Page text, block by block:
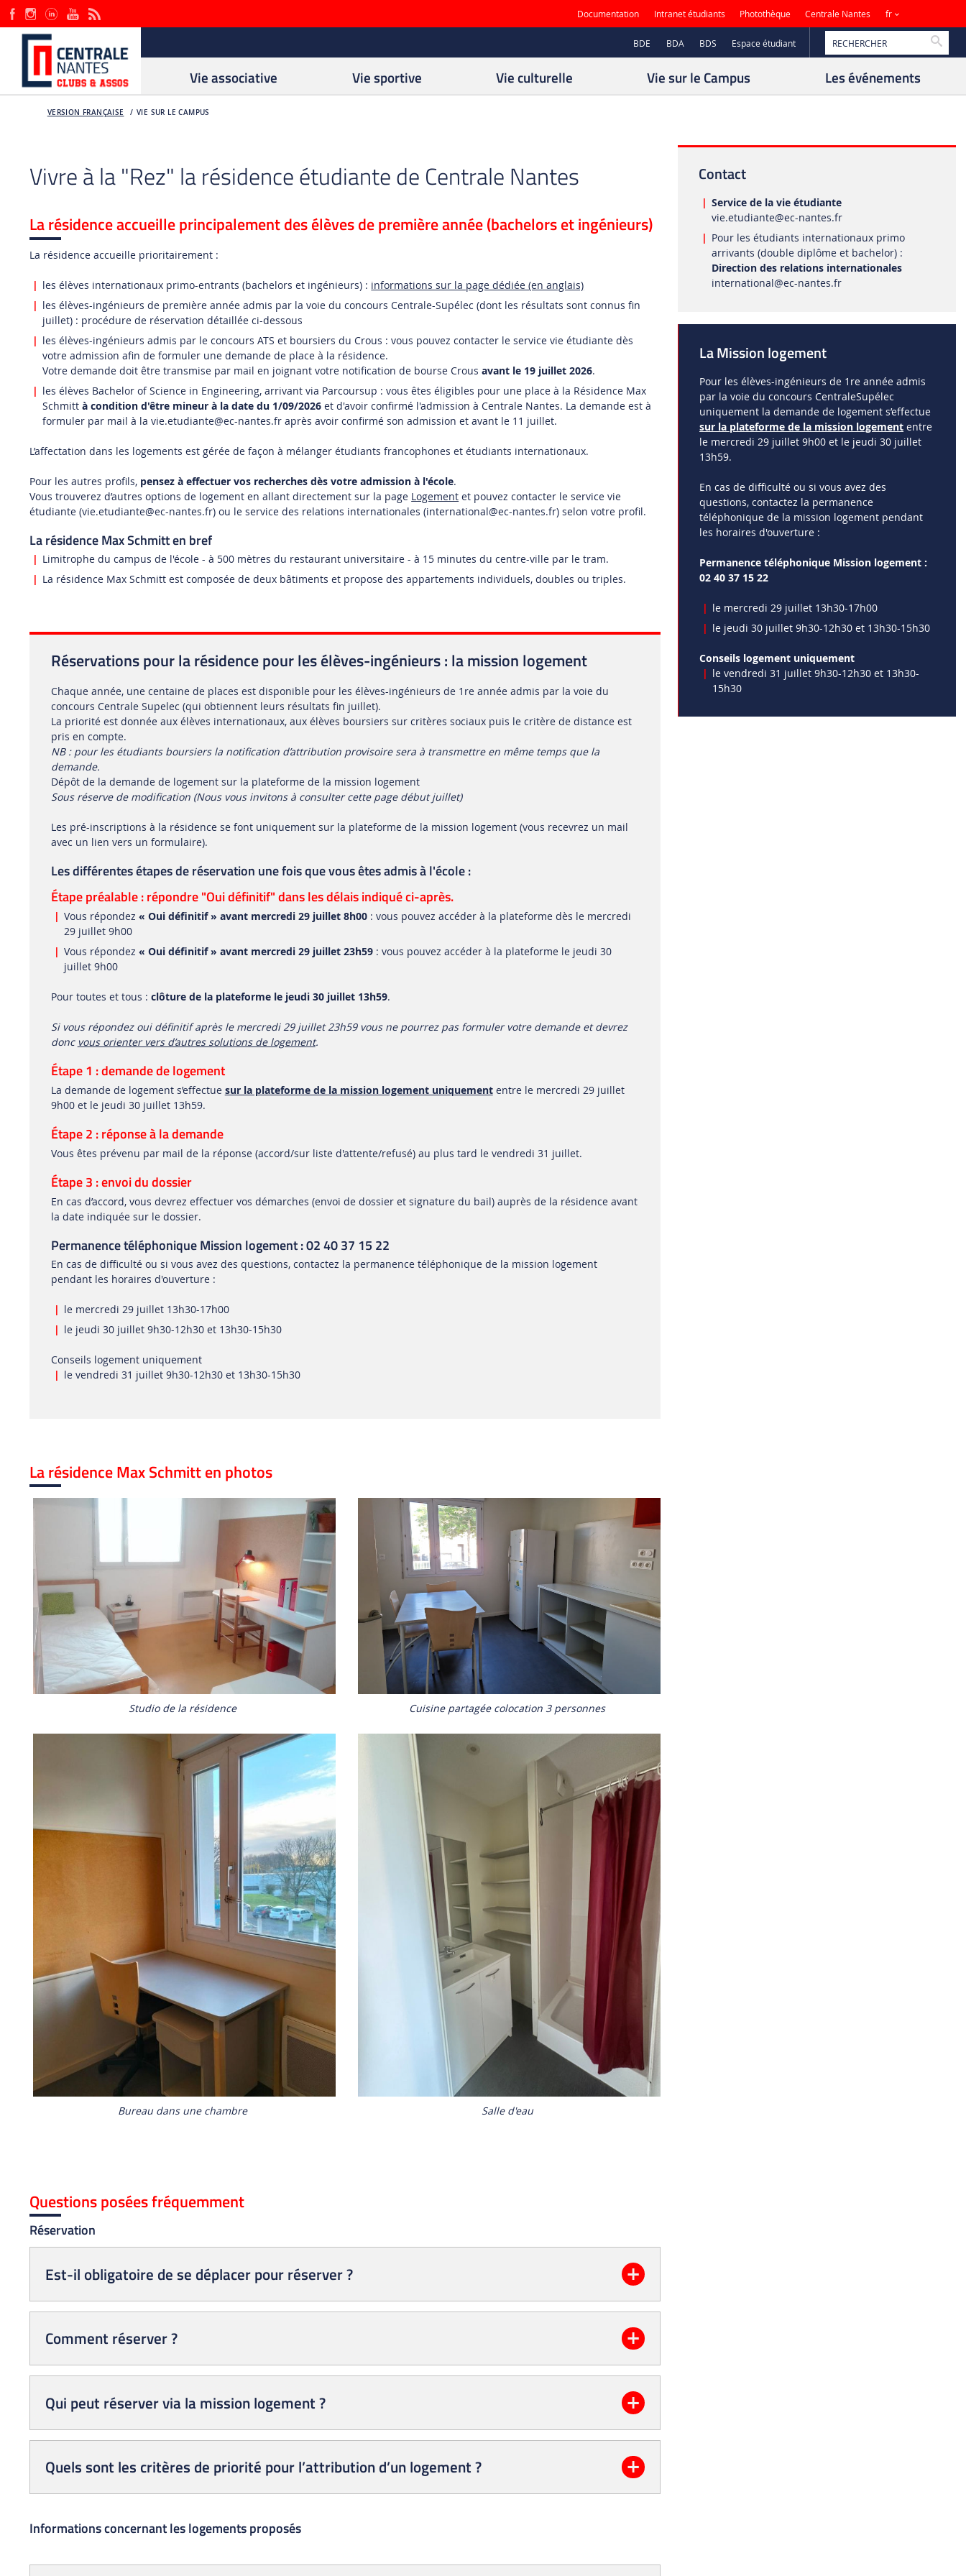
Documentation Intranet étudiants Photothèque Centrale Nantes fr
BDE BDA BDS Espace étudiant
Vie associative Vie sportive Vie culturelle Vie sur le Campus Les événements
VERSION FRANÇAISE VIE SUR LE CAMPUS
Vivre à la "Rez" la résidence étudiante de Centrale Nantes
La résidence accueille principalement des élèves de première année (bachelors et ingénieurs)
La résidence accueille prioritairement :
les élèves internationaux primo-entrants (bachelors et ingénieurs) : informations sur la page dédiée (en anglais)
les élèves-ingénieurs de première année admis par la voie du concours Centrale-Supélec (dont les résultats sont connus fin
juillet) : procédure de réservation détaillée ci-dessous
les élèves-ingénieurs admis par le concours ATS et boursiers du Crous : vous pouvez contacter le service vie étudiante dès
votre admission afin de formuler une demande de place à la résidence.
Votre demande doit être transmise par mail en joignant votre notification de bourse Crousavant le 19 juillet 2026.
les élèves Bachelor of Science in Engineering, arrivant via Parcoursup : vous êtes éligibles pour une place à la Résidence Max
Schmittà condition d'être mineur à la date du 1/09/2026 et d'avoir confirmé l'admission à Centrale Nantes. La demande est à
formuler par mail à lavie.etudiante@ec-nantes.fr après avoir confirmé son admission et avant le 11 juillet.
L’affectation dans les logements est gérée de façon à mélanger étudiants francophones et étudiants internationaux.
Pour les autres profils, pensez à effectuer vos recherches dès votre admission à l'école.
Vous trouverez d’autres options de logement en allant directement sur la page Logement et pouvez contacter leservice vie
étudiante (vie.etudiante@ec-nantes.fr) ou leservice des relations internationales (international@ec-nantes.fr) selon votre profil.
La résidence Max Schmitt en bref
Limitrophe du campus de l'école - à 500 mètres du restaurant universitaire - à 15 minutes du centre-ville par le tram.
La résidence Max Schmitt est composée de deux bâtiments et propose des appartements individuels, doubles ou triples.
Réservations pour la résidence pour les élèves-ingénieurs : la mission logement
Chaque année, une centaine de places est disponible pour les élèves-ingénieurs de 1re année admis par la voie du
concours Centrale Supelec (qui obtiennent leurs résultats fin juillet).
La priorité est donnée aux élèves internationaux, aux élèves boursiers sur critères sociaux puis le critère de distance est
pris en compte.
NB : pour les étudiants boursiers la notification d’attribution provisoire sera à transmettre en même temps que la
demande.
Dépôt de la demande de logement sur la plateforme de la mission logement
Sous réserve de modification (Nous vous invitons à consulter cette page début juillet)
Les pré-inscriptions à la résidence se font uniquement sur la plateforme de la mission logement (vous recevrez un mail
avec un lien vers un formulaire).
Les différentes étapes de réservation une fois que vous êtes admis à l'école :
Étape préalable : répondre "Oui définitif" dans les délais indiqué ci-après.
Vous répondez « Oui définitif » avant mercredi 29 juillet 8h00: vous pouvez accéder à la plateforme dès le mercredi
29 juillet 9h00
Vous répondez « Oui définitif » avant mercredi 29 juillet 23h59: vous pouvez accéder à la plateforme le jeudi 30
juillet 9h00
Pour toutes et tous : clôture de la plateforme le jeudi 30 juillet 13h59.
Si vous répondez oui définitif après le mercredi 29 juillet 23h59 vous ne pourrez pas formuler votre demande et devrez
donc vous orienter vers d’autres solutions de logement.
Étape 1 : demande de logement
La demande de logement s’effectue sur la plateforme de la mission logement uniquemententre le mercredi 29 juillet
9h00 et le jeudi 30 juillet 13h59.
Étape 2 : réponse à la demande
Vous êtes prévenu par mail de la réponse (accord/sur liste d'attente/refusé) au plus tard le vendredi 31 juillet.
Étape 3 : envoi du dossier
En cas d’accord, vous devrez effectuer vos démarches (envoi de dossier et signature du bail) auprès de la résidence avant
la date indiquée sur le dossier.
Permanence téléphonique Mission logement : 02 40 37 15 22
En cas de difficulté ou si vous avez des questions, contactez la permanence téléphonique de la mission logement
pendant les horaires d'ouverture :
le mercredi 29 juillet 13h30-17h00
le jeudi 30 juillet 9h30-12h30 et 13h30-15h30
Conseils logement uniquement
le vendredi 31 juillet 9h30-12h30 et 13h30-15h30
La résidence Max Schmitt en photos
Studio de la résidence Cuisine partagée colocation 3 personnes
Bureau dans une chambre Salle d'eau
Questions posées fréquemment
Réservation
Est-il obligatoire de se déplacer pour réserver ?
Comment réserver ?
Qui peut réserver via la mission logement ?
Quels sont les critères de priorité pour l’attribution d’un logement ?
Informations concernant les logements proposés
Contact
Service de la vie étudiante
vie.etudiante@ec-nantes.fr
Pour les étudiants internationaux primo
arrivants (double diplôme et bachelor) :
Direction des relations internationales
international@ec-nantes.fr
La Mission logement
Pour les élèves-ingénieurs de 1re année admis
par la voie du concours CentraleSupélec
uniquement la demande de logement s’effectue
sur la plateforme de la mission logement entre
le mercredi 29 juillet 9h00 et le jeudi 30 juillet
13h59.
En cas de difficulté ou si vous avez des
questions, contactez la permanence
téléphonique de la mission logement pendant
les horaires d'ouverture :
Permanence téléphonique Mission logement :
02 40 37 15 22
le mercredi 29 juillet 13h30-17h00
le jeudi 30 juillet 9h30-12h30 et 13h30-15h30
Conseils logement uniquement
le vendredi 31 juillet 9h30-12h30 et 13h30-
15h30